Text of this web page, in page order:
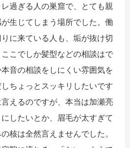
過ぎる人の巣窟で、とても親
生じてしまう場所でした。働
に来ている人も、垢が抜け切
こでしか髪型などの相談はで
音の相談をしにくい雰囲気を
ちょっとスッキリしたいです
えるのですが、本当は加瀬亮
したいとか、眉毛が太すぎて
核は全然言えませんでした。